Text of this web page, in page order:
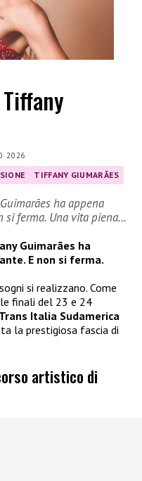
2026
TIFFANY GIUMARÃES
ha appena
si ferma. Una vita piena…
Guimarães ha
E non si ferma.
si realizzano. Come
finali del 23 e 24
Italia Sudamerica
la prestigiosa fascia di
artistico di